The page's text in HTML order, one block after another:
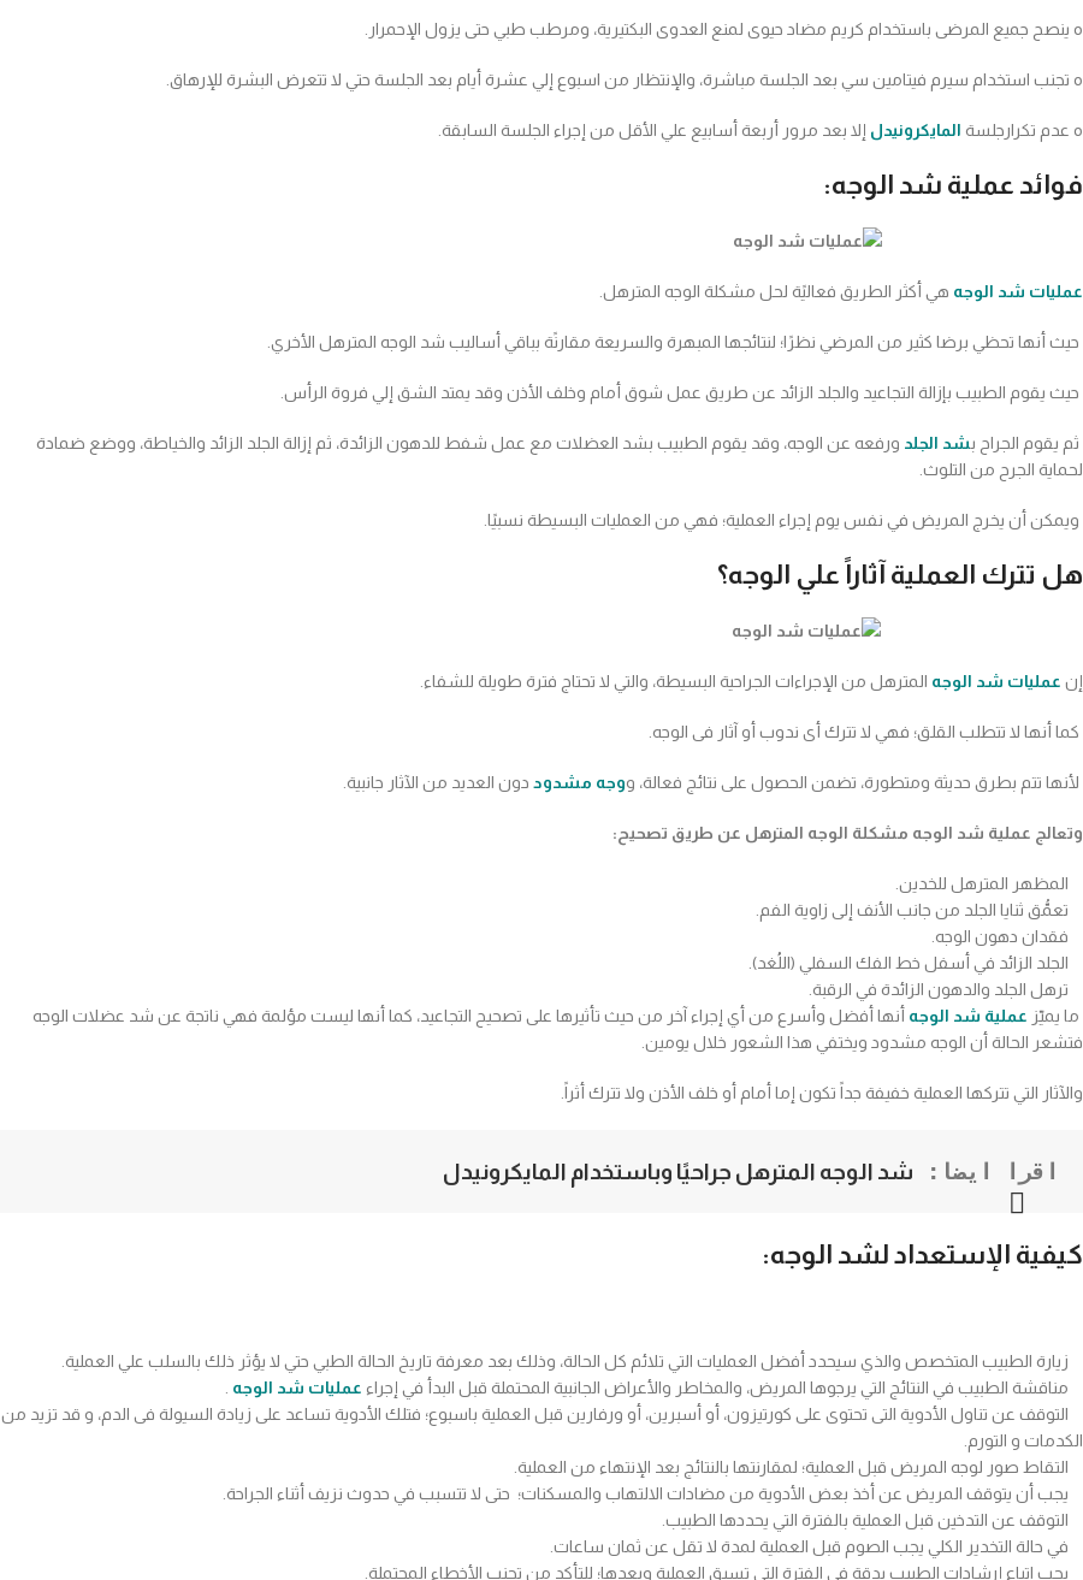
o ينصح جميع المرضى باستخدام كريم مضاد حيوى لمنع العدوى البكتيرية، ومرطب طبي حتى يزول الإحمرار.
o تجنب استخدام سيرم فيتامين سي بعد الجلسة مباشرة، والإنتظار من اسبوع إلي عشرة أيام بعد الجلسة حتي لا تتعرض البشرة للإرهاق.
o عدم تكرارجلسة المايكرونيدل إلا بعد مرور أربعة أسابيع علي الأقل من إجراء الجلسة السابقة.
فوائد عملية شد الوجه:
عمليات شد الوجه هي أكثر الطريق فعاليًة لحل مشكلة الوجه المترهل.
حيث أنها تحظي برضا كثير من المرضي نظرًا؛ لنتائجها المبهرة والسريعة مقارنًة بباقي أساليب شد الوجه المترهل الأخري.
حيث يقوم الطبيب بإزالة التجاعيد والجلد الزائد عن طريق عمل شوق أمام وخلف الأذن وقد يمتد الشق إلي فروة الرأس.
ثم يقوم الجراح بشد الجلد ورفعه عن الوجه، وقد يقوم الطبيب بشد العضلات مع عمل شفط للدهون الزائدة، ثم إزالة الجلد الزائد والخياطة، ووضع ضمادة
لحماية الجرح من التلوث.
ويمكن أن يخرج المريض في نفس يوم إجراء العملية؛ فهي من العمليات البسيطة نسبيًا.
هل تترك العملية آثاراً علي الوجه؟
إن عمليات شد الوجه المترهل من الإجراءات الجراحية البسيطة، والتي لا تحتاج فترة طويلة للشفاء.
كما أنها لا تتطلب القلق؛ فهي لا تترك أى ندوب أو آثار فى الوجه.
لأنها تتم بطرق حديثة ومتطورة، تضمن الحصول على نتائج فعالة، ووجه مشدود دون العديد من الآثار جانبية.
وتعالج عملية شد الوجه مشكلة الوجه المترهل عن طريق تصحيح:
المظهر المترهل للخدين.
تعمُّق ثنايا الجلد من جانب الأنف إلى زاوية الفم.
فقدان دهون الوجه.
الجلد الزائد في أسفل خط الفك السفلي (اللُغد).
ترهل الجلد والدهون الزائدة في الرقبة.
ما يميّز عملية شد الوجه أنها أفضل وأسرع من أي إجراء آخر من حيث تأثيرها على تصحيح التجاعيد، كما أنها ليست مؤلمة فهي ناتجة عن شد عضلات الوجه
فتشعر الحالة أن الوجه مشدود ويختفي هذا الشعور خلال يومين.
والآثار التي تتركها العملية خفيفة جداً تكون إما أمام أو خلف الأذن ولا تترك أثراً.
اقرا ايضا: شد الوجه المترهل جراحيًا وباستخدام المايكرونيدل
كيفية الإستعداد لشد الوجه:
زيارة الطبيب المتخصص والذي سيحدد أفضل العمليات التي تلائم كل الحالة، وذلك بعد معرفة تاريخ الحالة الطبي حتي لا يؤثر ذلك بالسلب علي العملية.
مناقشة الطبيب في النتائج التي يرجوها المريض، والمخاطر والأعراض الجانبية المحتملة قبل البدأ في إجراء عمليات شد الوجه
التوقف عن تناول الأدوية التى تحتوى على كورتيزون، أو أسبرين، أو ورفارين قبل العملية باسبوع؛ فتلك الأدوية تساعد على زيادة السيولة فى الدم، و قد تزيد من
الكدمات و التورم.
التقاط صور لوجه المريض قبل العملية؛ لمقارنتها بالنتائج بعد الإنتهاء من العملية.
يجب أن يتوقف المريض عن أخذ بعض الأدوية من مضادات الالتهاب والمسكنات؛ حتى لا تتسبب في حدوث نزيف أثناء الجراحة.
التوقف عن التدخين قبل العملية بالفترة التي يحددها الطبيب.
في حالة التخدير الكلي يجب الصوم قبل العملية لمدة لا تقل عن ثمان ساعات.
يجب اتباع إرشادات الطبيب بدقة في الفترة التي تسبق العملية وبعدها؛ للتأكد من تجنب الأخطاء المحتملة.